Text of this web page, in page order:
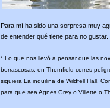
Para mí ha sido una sorpresa muy
de entender qué tiene para no
* Lo que nos llevó a pensar que las
borrascosas, en Thornfield corres
siquiera La inquilina de Wildfell Hall.
para que sea Agnes Grey o Villette o